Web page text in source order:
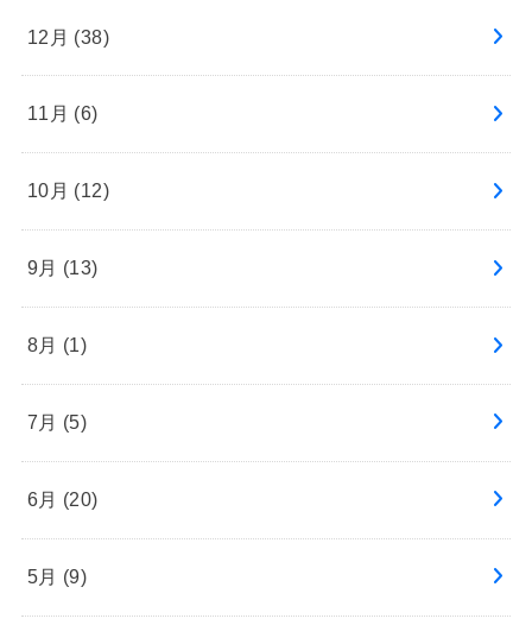
12月 (38)
11月 (6)
10月 (12)
9月 (13)
8月 (1)
7月 (5)
6月 (20)
5月 (9)